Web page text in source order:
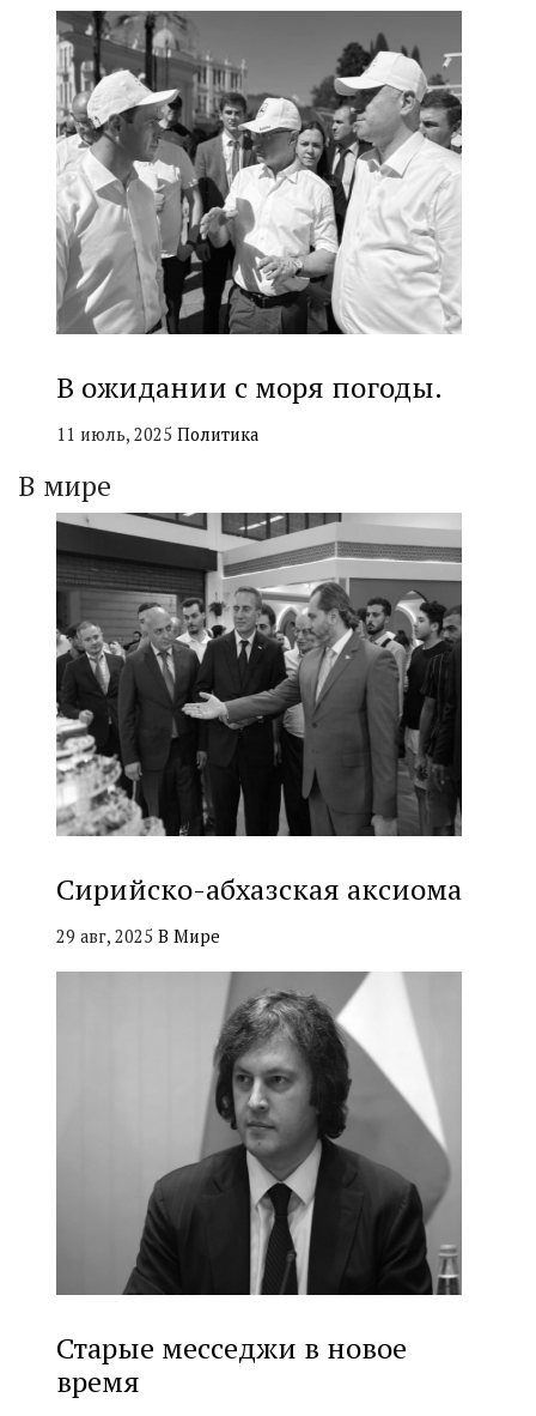
В ожидании с моря погоды.
11 июль, 2025 Политика
В мире
Сирийско-абхазская аксиома
29 авг, 2025 В Мире
Старые месседжи в новое
время